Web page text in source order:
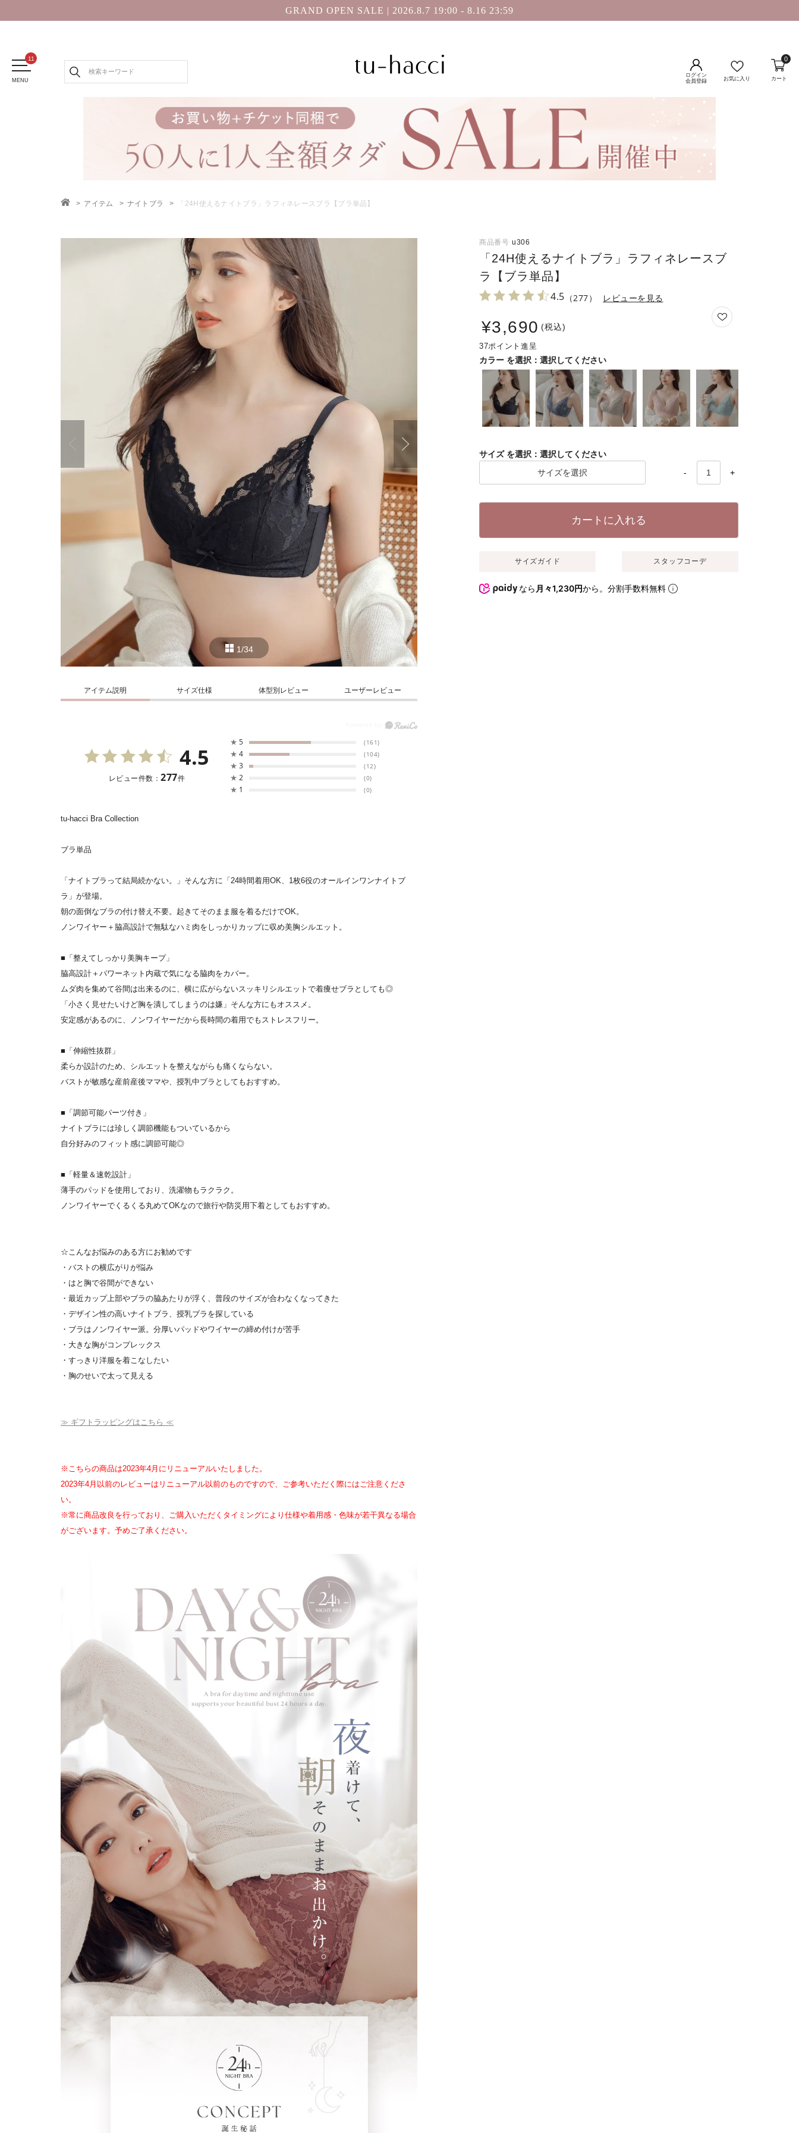
GRAND OPEN SALE | 2026.8.7 19:00 - 8.16 23:59
MENU
ログイン
会員登録
お気に入り カート
0
アイテム ナイトブラ 「24H使えるナイトブラ」ラフィネレースブラ【ブラ単品】
1/34
商品番号 u306
「24H使えるナイトブラ」ラフィネレースブ
ラ【ブラ単品】
4.5 （277） レビューを見る
¥3,690 税込
37
カラー 選択してください
サイズ
選択してください
-
+
カートに入れる
サイズガイド スタッフコーデ
なら 月々1,230円から。分割手数料無料
アイテム説明 サイズ仕様 体型別レビュー ユーザーレビュー
4.5
レビュー件数：277件
★ 5 (161)
★ 4 (104)
★ 3 (12)
★ 2 (0)
★ 1 (0)
tu-hacci Bra Collection
ブラ単品
「ナイトブラって結局続かない。」そんな方に「24時間着用OK、1枚6役のオールインワンナイトブ
ラ」が登場。
朝の面倒なブラの付け替え不要。起きてそのまま服を着るだけでOK。
ノンワイヤー＋脇高設計で無駄なハミ肉をしっかりカップに収め美胸シルエット。
■「整えてしっかり美胸キープ」
脇高設計＋パワーネット内蔵で気になる脇肉をカバー。
ムダ肉を集めて谷間は出来るのに、横に広がらないスッキリシルエットで着痩せブラとしても◎
「小さく見せたいけど胸を潰してしまうのは嫌」そんな方にもオススメ。
安定感があるのに、ノンワイヤーだから長時間の着用でもストレスフリー。
■「伸縮性抜群」
柔らか設計のため、シルエットを整えながらも痛くならない。
バストが敏感な産前産後ママや、授乳中ブラとしてもおすすめ。
■「調節可能パーツ付き」
ナイトブラには珍しく調節機能もついているから
自分好みのフィット感に調節可能◎
■「軽量＆速乾設計」
薄手のパッドを使用しており、洗濯物もラクラク。
ノンワイヤーでくるくる丸めてOKなので旅行や防災用下着としてもおすすめ。
☆こんなお悩みのある方にお勧めです
・バストの横広がりが悩み
・はと胸で谷間ができない
・最近カップ上部やブラの脇あたりが浮く、普段のサイズが合わなくなってきた
・デザイン性の高いナイトブラ、授乳ブラを探している
・ブラはノンワイヤー派。分厚いパッドやワイヤーの締め付けが苦手
・大きな胸がコンプレックス
・すっきり洋服を着こなしたい
・胸のせいで太って見える
≫ ギフトラッピングはこちら ≪
※こちらの商品は2023年4月にリニューアルいたしました。
2023年4月以前のレビューはリニューアル以前のものですので、ご参考いただく際にはご注意くださ
い。
※常に商品改良を行っており、ご購入いただくタイミングにより仕様や着用感・色味が若干異なる場合
がございます。予めご了承ください。